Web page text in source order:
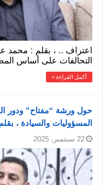
اعتراف .. ، بقلم :
التحالفات على أساس
أكمل القراءة »
حول ورشة “مفتاح” ودور
المسؤوليات والسيادة ،
22 سبتمبر، 2025